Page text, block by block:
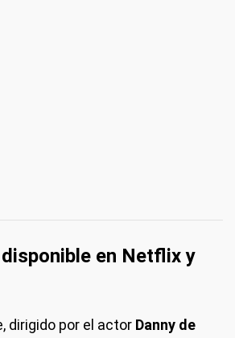
en Netflix y
dirigido por el actor Danny de